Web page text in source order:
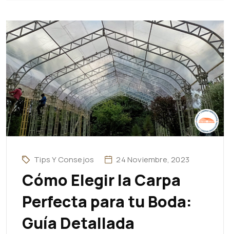
Tips Y Consejos 24 Noviembre, 2023
Cómo Elegir la Carpa
Perfecta para tu Boda:
Guía Detallada